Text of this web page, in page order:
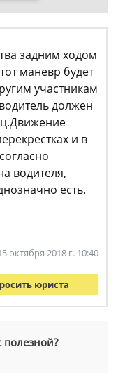
задним ходом
маневр будет
участникам
должен
и в
водителя,
есть.
октября 2018 г. 10:40
юриста
полезной?